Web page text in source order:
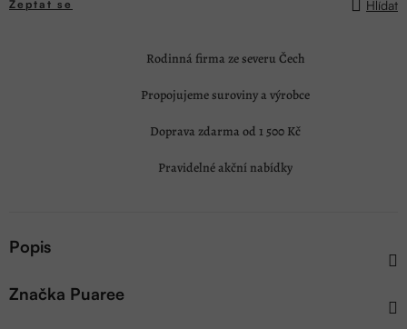
Zeptat se Hlídat
Rodinná firma ze severu Čech
Propojujeme suroviny a výrobce
Doprava zdarma od 1 500 Kč
Pravidelné akční nabídky
Popis
Značka Puaree